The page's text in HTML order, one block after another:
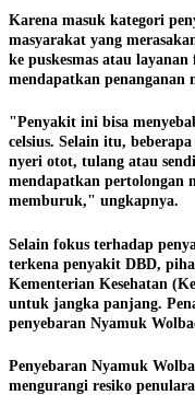
Karena masuk kategori
masyarakat yang
ke puskesmas atau
mendapatkan penanganan
"Penyakit ini bisa
celsius. Selain itu,
nyeri otot, tulang atau
mendapatkan pertolongan
memburuk," ungkapnya.
Selain fokus terhadap
terkena penyakit DBD,
Kementerian Kesehatan
untuk jangka panjang.
penyebaran Nyamuk
Penyebaran Nyamuk
mengurangi resiko